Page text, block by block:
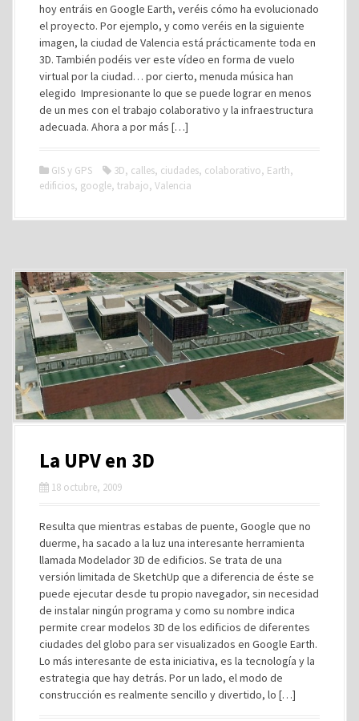
hoy entráis en Google Earth, veréis cómo ha evolucionado
el proyecto. Por ejemplo, y como veréis en la siguiente
imagen, la ciudad de Valencia está prácticamente toda en
3D. También podéis ver este vídeo en forma de vuelo
virtual por la ciudad… por cierto, menuda música han
elegido Impresionante lo que se puede lograr en menos
de un mes con el trabajo colaborativo y la infraestructura
adecuada. Ahora a por más […]
GIS y GPS 3D, calles, ciudades, colaborativo, Earth,
edificios, google, trabajo, Valencia
La UPV en 3D
18 octubre, 2009
Resulta que mientras estabas de puente, Google que no
duerme, ha sacado a la luz una interesante herramienta
llamada Modelador 3D de edificios. Se trata de una
versión limitada de SketchUp que a diferencia de éste se
puede ejecutar desde tu propio navegador, sin necesidad
de instalar ningún programa y como su nombre indica
permite crear modelos 3D de los edificios de diferentes
ciudades del globo para ser visualizados en Google Earth.
Lo más interesante de esta iniciativa, es la tecnología y la
estrategia que hay detrás. Por un lado, el modo de
construcción es realmente sencillo y divertido, lo […]